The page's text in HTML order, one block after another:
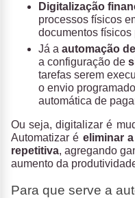
Digitalização
processos físicos
documentos físicos
Já a automação
a configuração de
tarefas serem
o envio
automática de
Ou seja, digitalizar é
Automatizar é eliminar
repetitiva, agregando
aumento da
Para que serve a